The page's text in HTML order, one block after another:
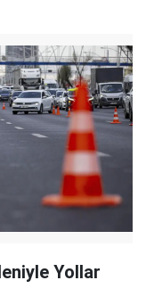
Yollar